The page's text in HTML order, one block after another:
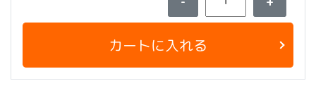
カートに入れる